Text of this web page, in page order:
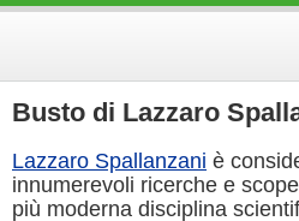
Busto di Lazzaro
Lazzaro Spallanzani è
innumerevoli ricerche e
più moderna disciplina